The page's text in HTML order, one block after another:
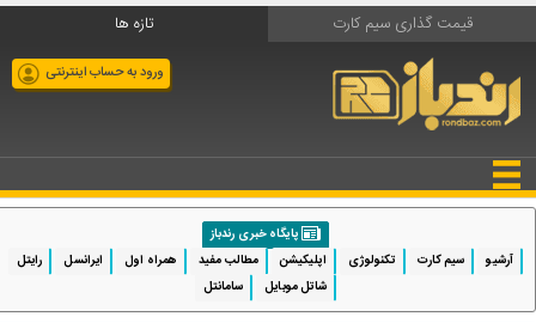
قیمت گذاری سیم کارت تازه ها
ورود به حساب اینترنتی
پایگاه خبری رندباز
آرشیو
سیم کارت تکنولوژی اپلیکیشن مطالب مفید همراه اول ایرانسل
رایتل
شاتل موبایل
سامانتل